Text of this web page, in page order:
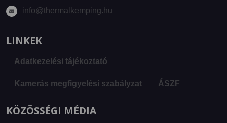
info@thermalkemping.hu
LINKEK
Adatkezelési tájékoztató
Kamerás megfigyelési szabályzat ÁSZF
KÖZÖSSÉGI MÉDIA